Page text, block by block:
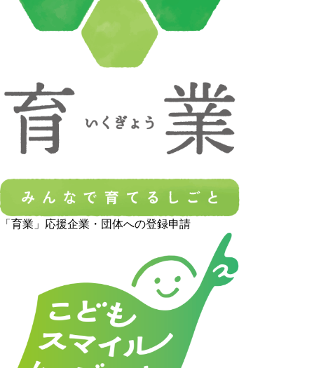
「育業」応援企業・団体への登録申請